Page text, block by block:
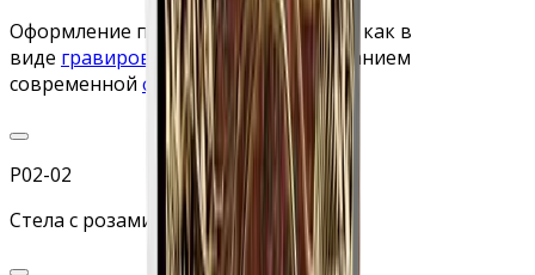
Оформление памятника может быть как в
виде гравировки, так и с использованием
современной фотокерамики.
Р02-02
Стела с розами снизу